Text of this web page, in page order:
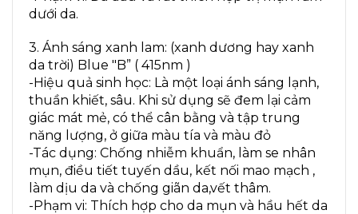
dưới da.
3. Ánh sáng xanh lam: (xanh dương hay xanh
da trời) Blue "B” ( 415nm )
-Hiệu quả sinh học: Là một loại ánh sáng lạnh,
thuần khiết, sâu. Khi sử dụng sẽ đem lại cảm
giác mát mẻ, có thể cân bằng và tập trung
năng lượng, ở giữa màu tía và màu đỏ
-Tác dụng: Chống nhiễm khuẩn, làm se nhân
mụn, điều tiết tuyến dầu, kết nối mao mạch ,
làm dịu da và chống giãn da,vết thâm.
-Phạm vi: Thích hợp cho da mụn và hầu hết da